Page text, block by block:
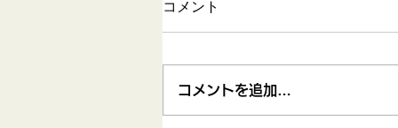
コメント
コメントを追加…